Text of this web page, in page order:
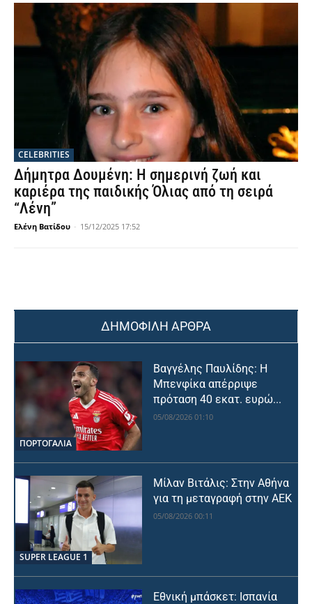
CELEBRITIES
Δήμητρα Δουμένη: Η σημερινή ζωή και
καριέρα της παιδικής Όλιας από τη σειρά
“Λένη”
Ελένη Βατίδου - 15/12/2025 17:52
ΔΗΜΟΦΙΛΗ ΑΡΘΡΑ
ΠΟΡΤΟΓΑΛΙΑ
Βαγγέλης Παυλίδης: Η
Μπενφίκα απέρριψε
πρόταση 40 εκατ. ευρώ...
05/08/2026 01:10
SUPER LEAGUE 1
Μίλαν Βιτάλις: Στην Αθήνα
για τη μεταγραφή στην ΑΕΚ
05/08/2026 00:11
Εθνική μπάσκετ: Ισπανία